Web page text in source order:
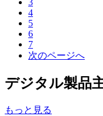
3
4
5
6
7
次のページへ
デジタル製品
もっと見る